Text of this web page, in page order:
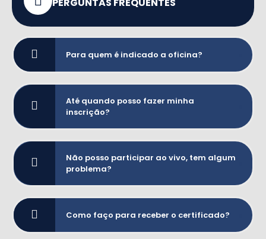
Para quem é indicado a oficina?
Até quando posso fazer minha
inscrição?
Não posso participar ao vivo, tem algum
problema?
Como faço para receber o certificado?